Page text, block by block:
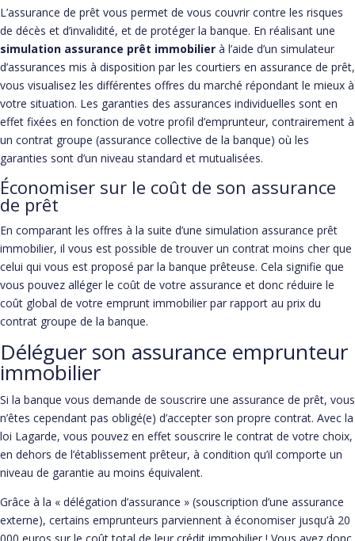
L’assurance de prêt vous permet de vous couvrir contre les risques
de décès et d’invalidité, et de protéger la banque. En réalisant une
simulation assurance prêt immobilier à l’aide d’un simulateur
d’assurances mis à disposition par les courtiers en assurance de prêt,
vous visualisez les différentes offres du marché répondant le mieux à
votre situation. Les garanties des assurances individuelles sont en
effet fixées en fonction de votre profil d’emprunteur, contrairement à
un contrat groupe (assurance collective de la banque) où les
garanties sont d’un niveau standard et mutualisées.
Économiser sur le coût de son assurance
de prêt
En comparant les offres à la suite d’une simulation assurance prêt
immobilier, il vous est possible de trouver un contrat moins cher que
celui qui vous est proposé par la banque prêteuse. Cela signifie que
vous pouvez alléger le coût de votre assurance et donc réduire le
coût global de votre emprunt immobilier par rapport au prix du
contrat groupe de la banque.
Déléguer son assurance emprunteur
immobilier
Si la banque vous demande de souscrire une assurance de prêt, vous
n’êtes cependant pas obligé(e) d’accepter son propre contrat. Avec la
loi Lagarde, vous pouvez en effet souscrire le contrat de votre choix,
en dehors de l’établissement prêteur, à condition qu’il comporte un
niveau de garantie au moins équivalent.
Grâce à la « délégation d’assurance » (souscription d’une assurance
externe), certains emprunteurs parviennent à économiser jusqu’à 20